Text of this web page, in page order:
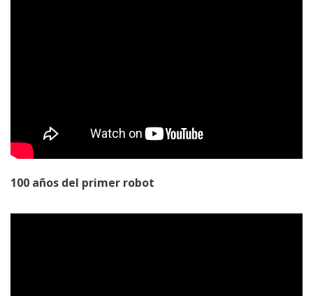
100 años del primer robot